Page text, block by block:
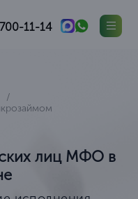
11-14
лиц МФО в